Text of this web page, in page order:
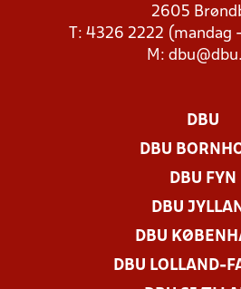
2605
T: 4326 2222 (mandag
M:
DBU
DBU
DBU FYN
DBU
DBU
DBU LOLLAND-